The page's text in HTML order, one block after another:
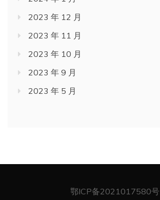
2023 年 12 月
2023 年 11 月
2023 年 10 月
2023 年 9 月
2023 年 5 月
鄂ICP备2021017580号